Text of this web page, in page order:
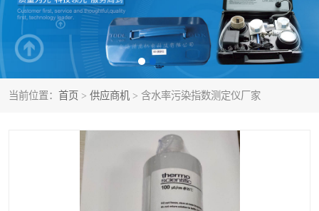
当前位置： 首页 > 供应商机 > 含水率污染指数测定仪厂家
PH电导测试笔 水质分析仪
水质检测仪 电导测试笔
PH电导测试仪